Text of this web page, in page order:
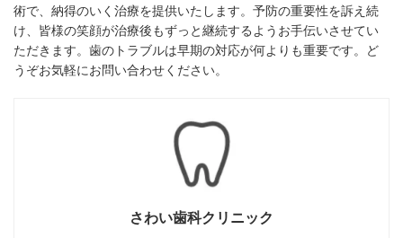
術で、納得のいく治療を提供いたします。予防の重要性を訴え続
け、皆様の笑顔が治療後もずっと継続するようお手伝いさせてい
ただきます。歯のトラブルは早期の対応が何よりも重要です。ど
うぞお気軽にお問い合わせください。
さわい歯科クリニック